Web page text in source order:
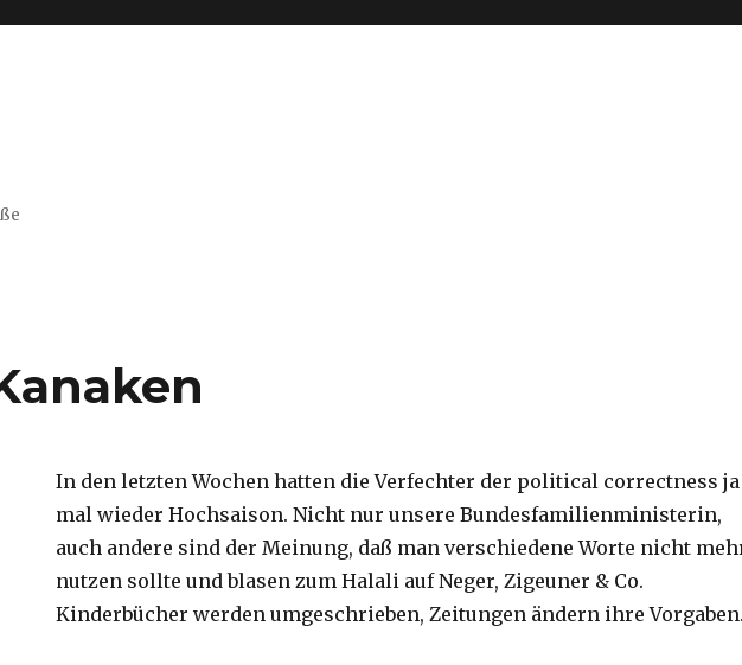
In den letzten Wochen hatten die Verfechter der political correctness ja
mal wieder Hochsaison. Nicht nur unsere Bundesfamilienministerin,
auch andere sind der Meinung, daß man verschiedene Worte nicht
nutzen sollte und blasen zum Halali auf Neger, Zigeuner & Co.
Kinderbücher werden umgeschrieben, Zeitungen ändern ihre